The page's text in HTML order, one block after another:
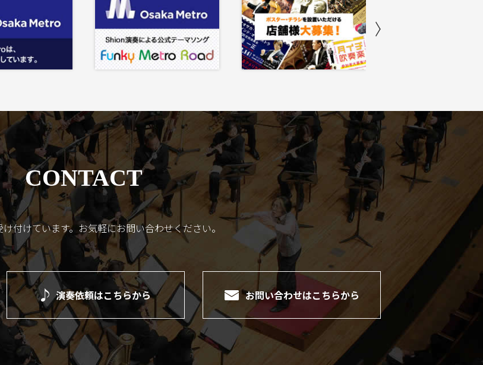
CONTACT
付けています。 お気軽にお問い合わせください。
演奏依頼はこちらから お問い合わせはこちらから